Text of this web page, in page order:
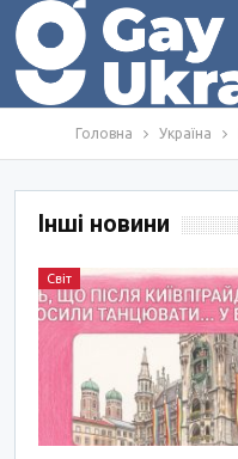
Головна Україна
Інші новини
Світ